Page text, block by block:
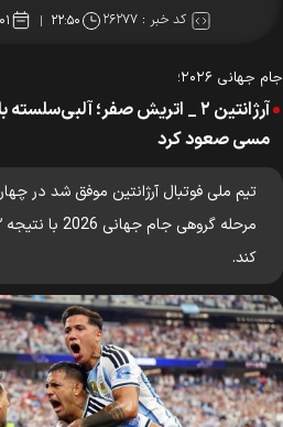
کد خبر : ۲۶۲۷۷ ۲۲:۵۰
جهانی ۲۰۲۶؛
آرژانتین ۲ _ اتریش صفر؛
مسی صعود کرد
تیم ملی فوتبال آرژانتین موفق شد در
کند.